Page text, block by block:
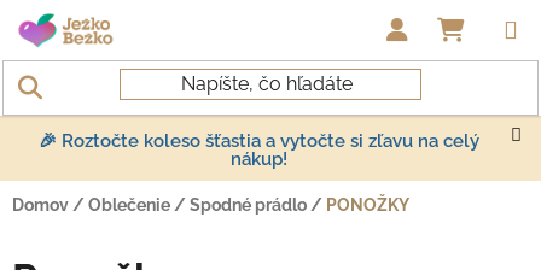
Prejsť na obsah
🎉 Roztočte koleso šťastia a vytočte si zľavu na celý
nákup!
Domov / Oblečenie / Spodné prádlo / PONOŽKY